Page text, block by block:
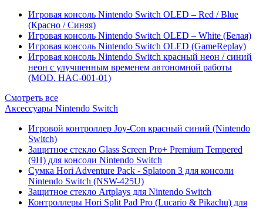
Игровая консоль Nintendo Switch OLED – Red / Blue
(Красно / Синяя)
Игровая консоль Nintendo Switch OLED – White (Белая)
Игровая консоль Nintendo Switch OLED (GameReplay)
Игровая консоль Nintendo Switch красный неон / синий
неон с улучшенным временем автономной работы
(MOD. HAC-001-01)
Смотреть все
Аксессуары Nintendo Switch
Игровой контроллер Joy-Con красный синий (Nintendo
Switch)
Защитное стекло Glass Screen Pro+ Premium Tempered
(9H) для консоли Nintendo Switch
Сумка Hori Adventure Pack - Splatoon 3 для консоли
Nintendo Switch (NSW-425U)
Защитное стекло Artplays для Nintendo Switch
Контроллеры Hori Split Pad Pro (Lucario & Pikachu) для